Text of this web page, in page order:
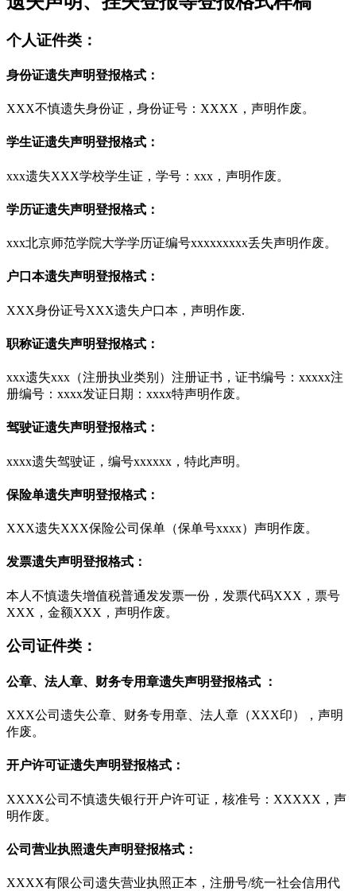
个人证件类：
身份证遗失声明登报格式：
XXX不慎遗失身份证，身份证号：XXXX，声明作废。
学生证遗失声明登报格式：
xxx遗失XXX学校学生证，学号：xxx，声明作废。
学历证遗失声明登报格式：
xxx北京师范学院大学学历证编号xxxxxxxxx丢失声明作废。
户口本遗失声明登报格式：
XXX身份证号XXX遗失户口本，声明作废.
职称证遗失声明登报格式：
xxx遗失xxx（注册执业类别）注册证书，证书编号：xxxxx注
册编号：xxxx发证日期：xxxx特声明作废。
驾驶证遗失声明登报格式：
xxxx遗失驾驶证，编号xxxxxx，特此声明。
保险单遗失声明登报格式：
XXX遗失XXX保险公司保单（保单号xxxx）声明作废。
发票遗失声明登报格式：
本人不慎遗失增值税普通发发票一份，发票代码XXX，票号
XXX，金额XXX，声明作废。
公司证件类：
公章、法人章、财务专用章遗失声明登报格式 ：
XXX公司遗失公章、财务专用章、法人章（XXX印），声明
作废。
开户许可证遗失声明登报格式：
XXXX公司不慎遗失银行开户许可证，核准号：XXXXX，声
明作废。
公司营业执照遗失声明登报格式：
XXXX有限公司遗失营业执照正本，注册号/统一社会信用代